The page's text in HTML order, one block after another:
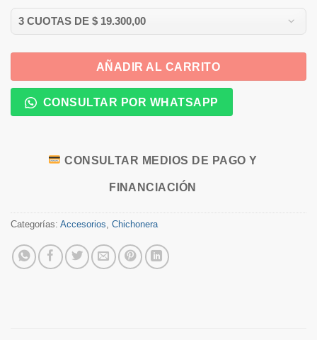
AÑADIR AL CARRITO
CONSULTAR POR WHATSAPP
CONSULTAR MEDIOS DE PAGO Y
FINANCIACIÓN
Categorías: Accesorios Chichonera